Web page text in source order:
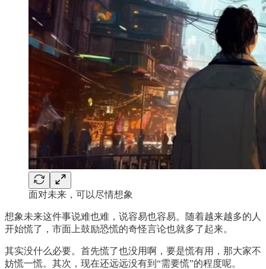
面对未来，可以尽情想象
想象未来这件事说难也难，说容易也容易。随着越来越多的人
开始慌了，市面上鼓励恐慌的奇怪言论也就多了起来。
其实没什么必要。首先慌了也没用啊，要是慌有用，那大家不
妨慌一慌。其次，现在还远远没有到“需要慌”的程度呢。